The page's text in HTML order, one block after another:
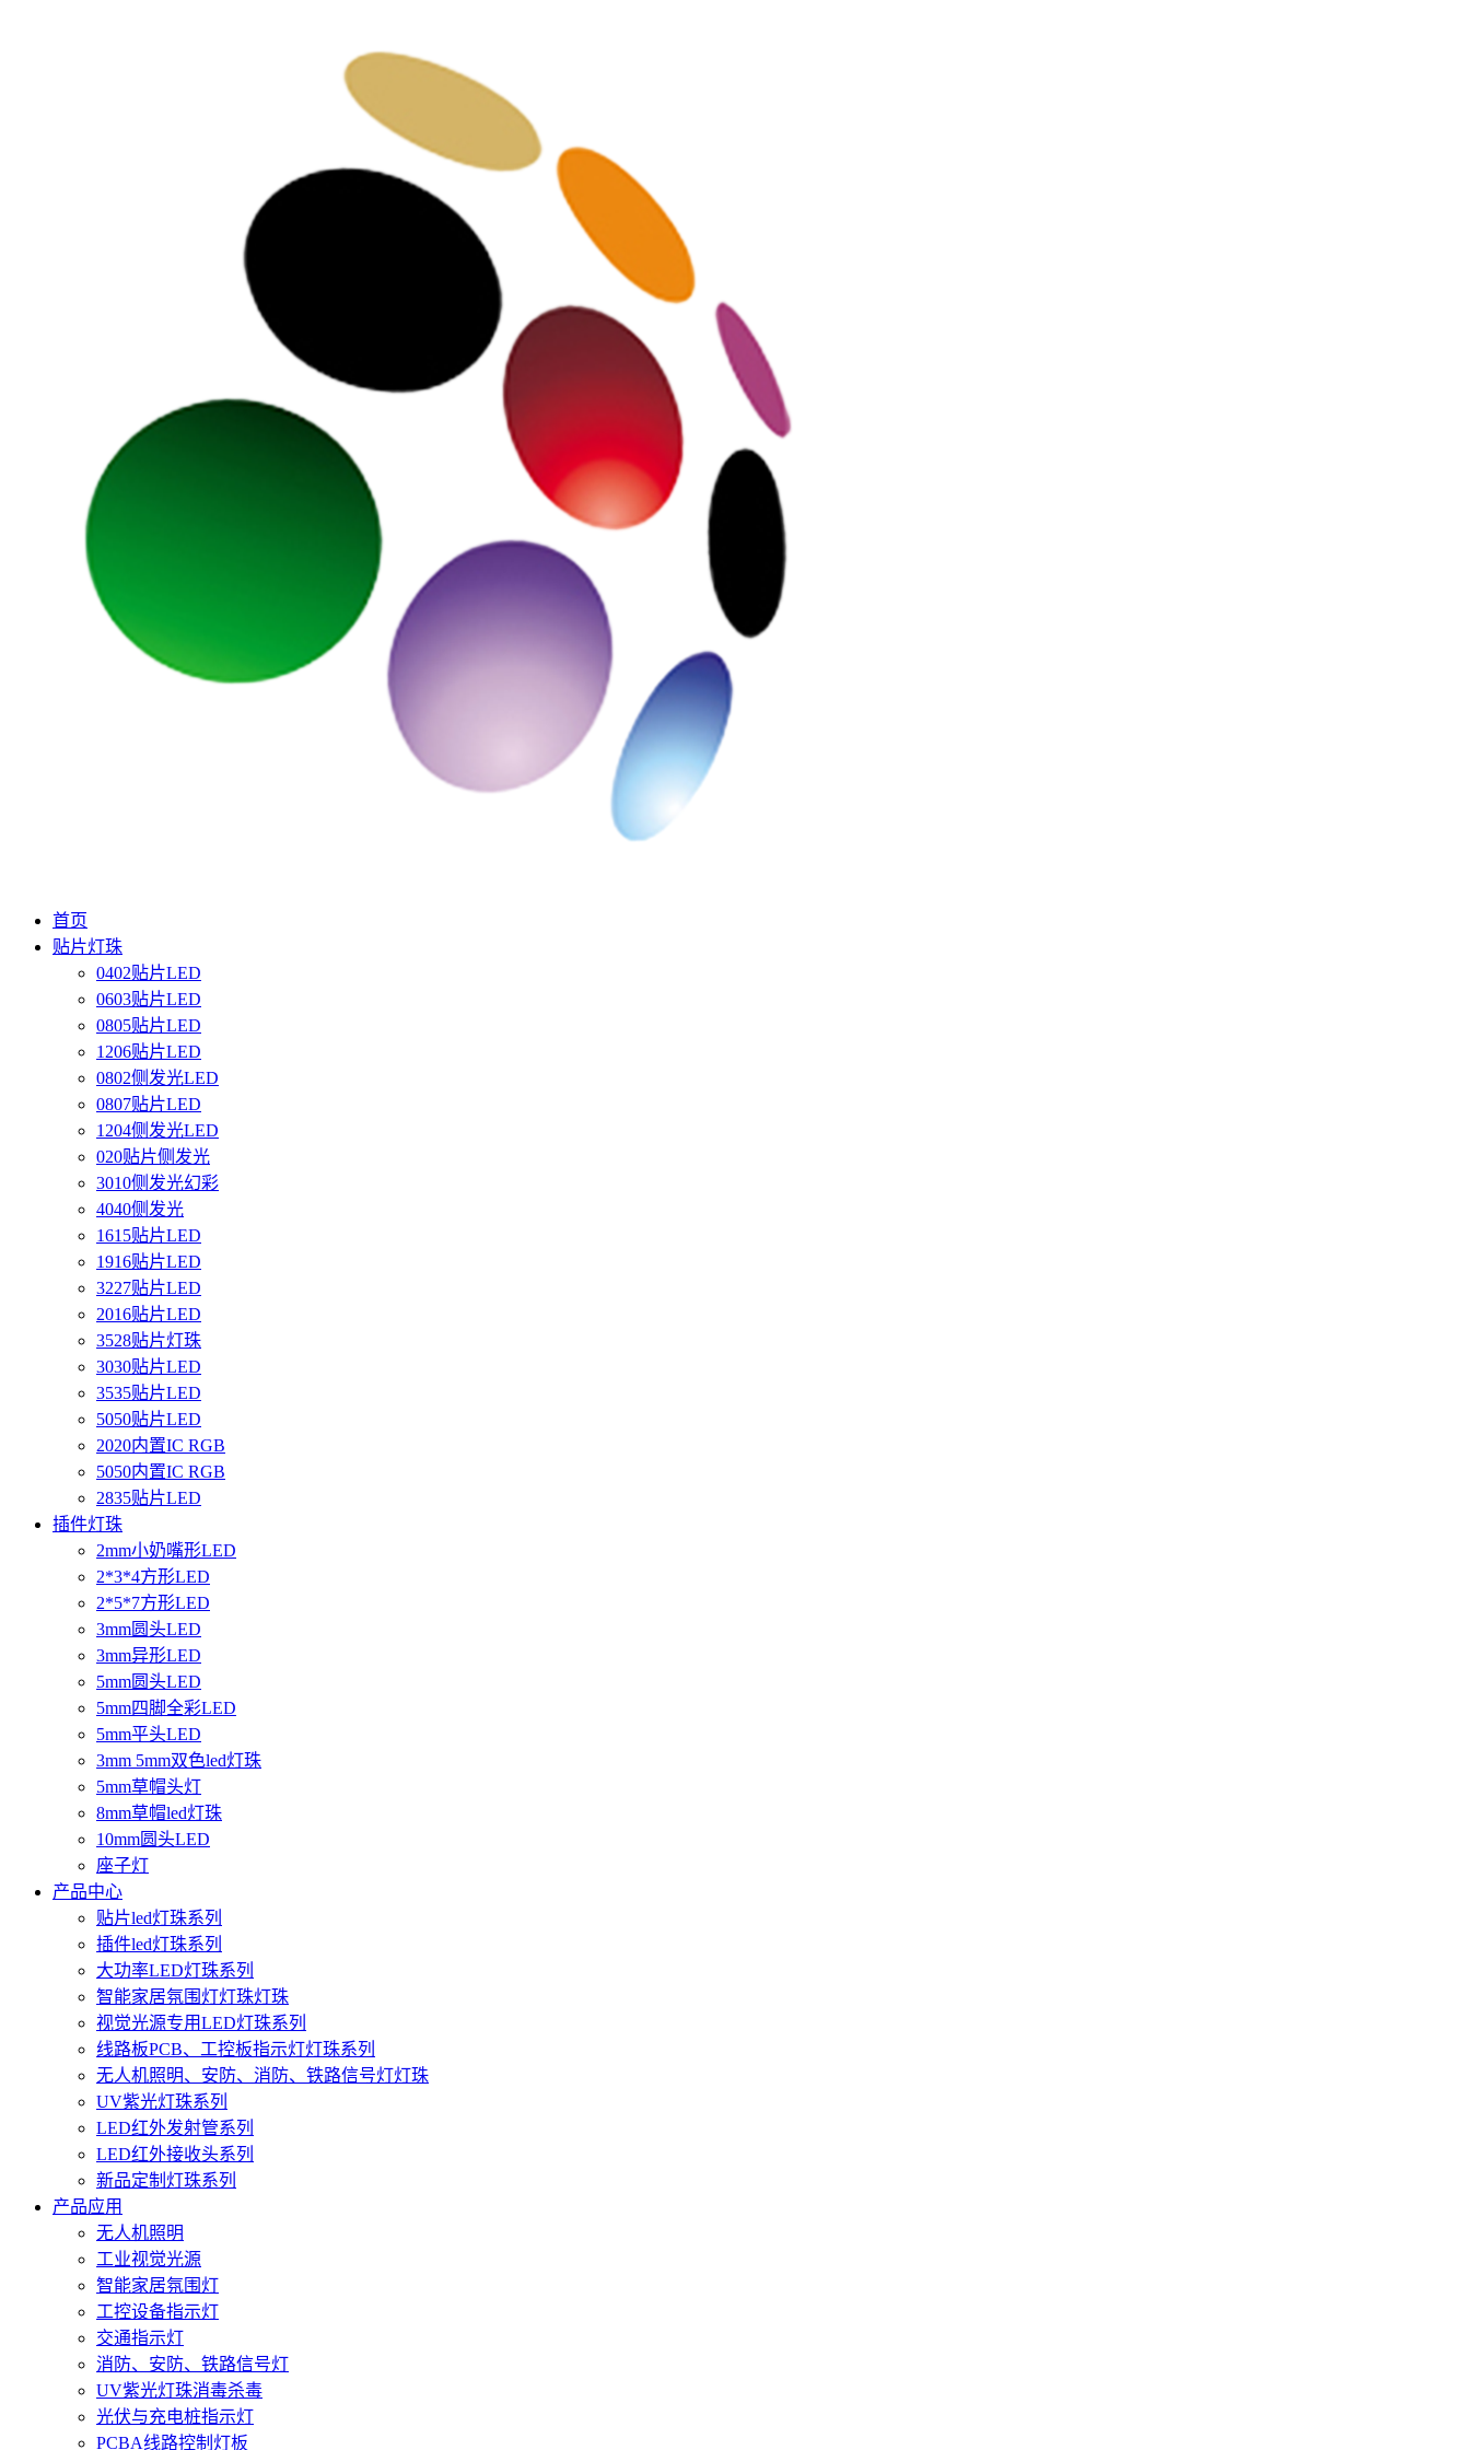
首页
贴片灯珠
0402贴片LED
0603贴片LED
0805贴片LED
1206贴片LED
0802侧发光LED
0807贴片LED
1204侧发光LED
020贴片侧发光
3010侧发光幻彩
4040侧发光
1615贴片LED
1916贴片LED
3227贴片LED
2016贴片LED
3528贴片灯珠
3030贴片LED
3535贴片LED
5050贴片LED
2020内置IC RGB
5050内置IC RGB
2835贴片LED
插件灯珠
2mm小奶嘴形LED
2*3*4方形LED
2*5*7方形LED
3mm圆头LED
3mm异形LED
5mm圆头LED
5mm四脚全彩LED
5mm平头LED
3mm 5mm双色led灯珠
5mm草帽头灯
8mm草帽led灯珠
10mm圆头LED
座子灯
产品中心
贴片led灯珠系列
插件led灯珠系列
大功率LED灯珠系列
智能家居氛围灯灯珠灯珠
视觉光源专用LED灯珠系列
线路板PCB、工控板指示灯灯珠系列
无人机照明、安防、消防、铁路信号灯灯珠
UV紫光灯珠系列
LED红外发射管系列
LED红外接收头系列
新品定制灯珠系列
产品应用
无人机照明
工业视觉光源
智能家居氛围灯
工控设备指示灯
交通指示灯
消防、安防、铁路信号灯
UV紫光灯珠消毒杀毒
光伏与充电桩指示灯
PCBA线路控制灯板